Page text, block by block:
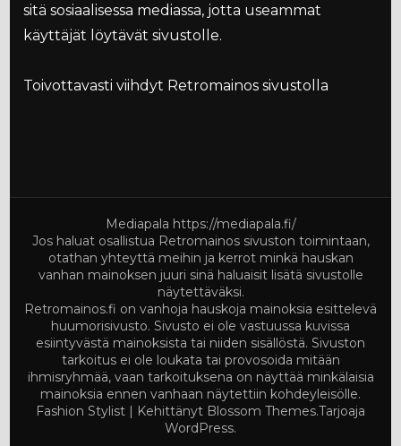
sitä sosiaalisessa mediassa, jotta useammat
käyttäjät löytävät sivustolle.
Toivottavasti viihdyt Retromainos sivustolla
Mediapala https://mediapala.fi/
Jos haluat osallistua Retromainos sivuston toimintaan,
otathan yhteyttä meihin ja kerrot minkä hauskan
vanhan mainoksen juuri sinä haluaisit lisätä sivustolle
näytettäväksi.
Retromainos.fi on vanhoja hauskoja mainoksia esittelevä
huumorisivusto. Sivusto ei ole vastuussa kuvissa
esiintyvästä mainoksista tai niiden sisällöstä. Sivuston
tarkoitus ei ole loukata tai provosoida mitään
ihmisryhmää, vaan tarkoituksena on näyttää minkälaisia
mainoksia ennen vanhaan näytettiin kohdeyleisölle.
Fashion Stylist | Kehittänyt Blossom Themes.Tarjoaja
WordPress.